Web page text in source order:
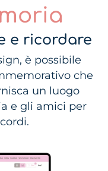
e ricordare
è possibile
che
un luogo
e gli amici per